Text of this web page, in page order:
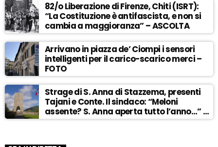
82/o Liberazione di Firenze, Chiti (ISRT):
“La Costituzione è antifascista, e non si
cambia a maggioranza” – ASCOLTA
Arrivano in piazza de’ Ciompi i sensori
intelligenti per il carico-scarico merci –
FOTO
Strage di S. Anna di Stazzema, presenti
Tajani e Conte. Il sindaco: “Meloni
assente? S. Anna aperta tutto l’anno…” –
ASCOLTA